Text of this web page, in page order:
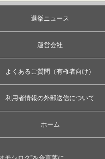
選挙ニュース
運営会社
よくあるご質問（有権者向け）
利用者情報の外部送信について
ホーム